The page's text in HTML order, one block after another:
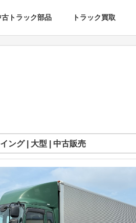
古トラック部品 トラック買取
ング | 大型 | 中古販売